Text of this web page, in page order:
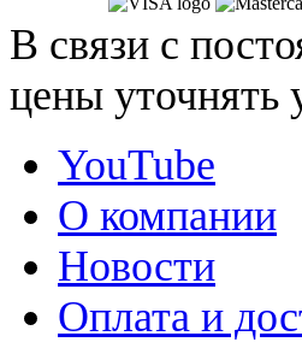
В связи с
цены уточнять
YouTube
О компании
Новости
Оплата и